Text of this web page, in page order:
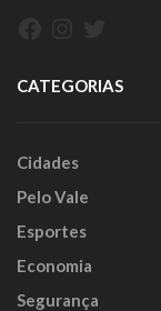
CATEGORIAS
Cidades
Pelo Vale
Esportes
Economia
Segurança